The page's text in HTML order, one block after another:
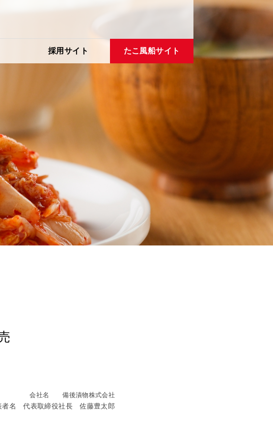
採用サイト たこ風船サイト
会社名 備後漬物株式会社
者名 代表取締役社長 佐藤豊太郎